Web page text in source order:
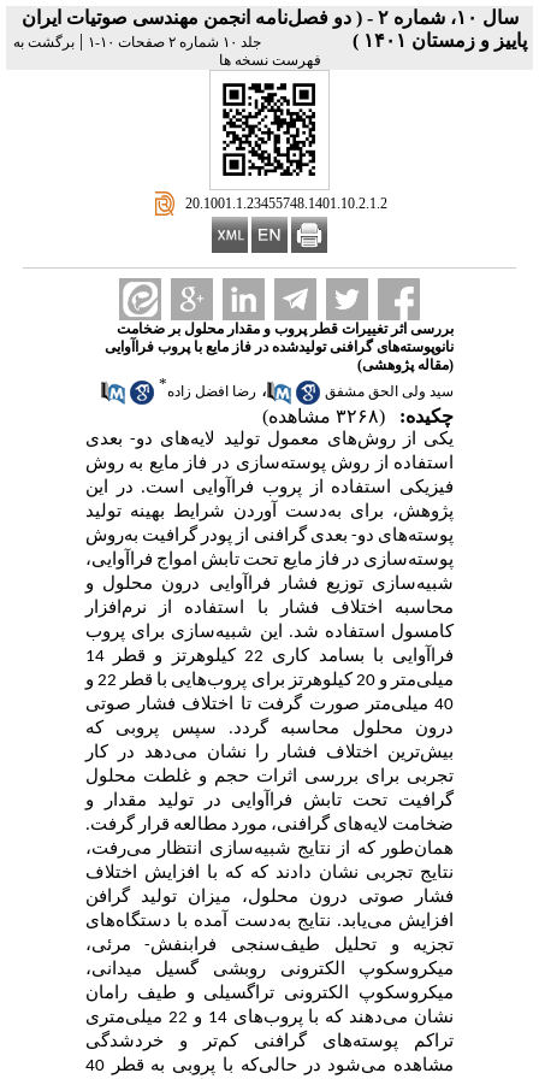
سال ۱۰، شماره ۲ - ( دو فصل‌نامه انجمن مهندسی صوتیات ايران
پاییز و زمستان ۱۴۰۱ )
جلد ۱۰ شماره ۲ صفحات ۱۰-۱ |برگشت به
فهرست نسخه ها
‎ 20.1001.1.23455748.1401.10.2.1.2
بررسی اثر تغییرات قطر پروب و مقدار محلول بر ضخامت
نانوپوسته‌های گرافنی تولیدشده در فاز مایع با پروب فراآوایی
(مقاله پژوهشی)
سید ولی الحق مشفق
، رضا افضل زاده*
چکیده: (۳۲۶۸ مشاهده)
یکی از روش‌های معمول تولید لایه‌های دو- بعدی
استفاده از روش پوسته‌سازی در فاز مایع به روش
فیزیکی استفاده از پروب فراآوایی است. در این
پژوهش، برای به‌دست آوردن شرایط بهینه تولید
پوسته‌های دو- بعدی گرافنی از پودر گرافیت به‌روش
پوسته‌سازی در فاز مایع تحت تابش امواج فراآوایی،
شبیه‌سازی توزیع فشار فراآوایی درون محلول و
محاسبه اختلاف فشار با استفاده از نرم‌افزار
کامسول استفاده شد. این شبیه‌سازی برای پروب‌
‌فراآوایی با بسامد کاری 22 کیلوهرتز و قطر 14
میلی‌متر و 20 کیلوهرتز برای پروب‌هایی با قطر 22 و
40 میلی‌متر صورت گرفت تا اختلاف فشار صوتی
درون محلول محاسبه گردد. سپس پروبی که
بیش‌ترین اختلاف فشار را نشان می‌دهد در کار
تجربی برای بررسی اثرات حجم و غلطت محلول
گرافیت تحت تابش فراآوایی در تولید مقدار و
ضخامت لایه‌های گرافنی، مورد مطالعه قرار گرفت.
همان‌طور که از نتایج شبیه‌سازی انتظار می‌رفت،
نتایج تجربی نشان دادند که که با افزایش اختلاف
فشار صوتی درون محلول، میزان تولید گرافن
افزایش می‌یابد. نتایج به‌دست آمده با دستگاه‌های
تجزیه و تحلیل طیف‌سنجی فرابنفش-
مرئی،
میکروسکوپ الکترونی روبشی گسیل میدانی،
میکروسکوپ الکترونی تراگسیلی و طیف رامان
نشان می‌دهند که با پروب‌های 14 و 22 میلی‌متری
تراکم پوسته‌های گرافنی کم‌تر و خردشدگی
مشاهده می‌شود در حالی‌که با پروبی به قطر 40